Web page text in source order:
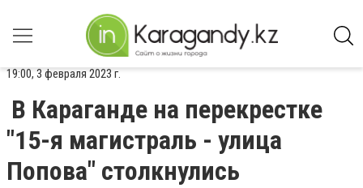
19:00, 3 февраля 2023 г.
В Караганде на перекрестке
"15-я магистраль - улица
Попова" столкнулись